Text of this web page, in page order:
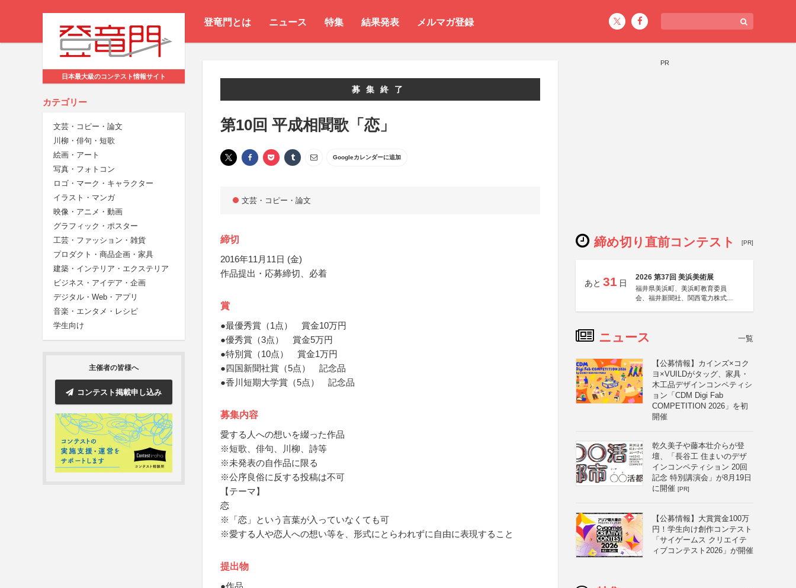
登竜門とは ニュース 特集 結果発表 メルマガ登録
日本最大級のコンテスト情報サイト
カテゴリー
文芸・コピー・論文
川柳・俳句・短歌
絵画・アート
写真・フォトコン
ロゴ・マーク・キャラクター
イラスト・マンガ
映像・アニメ・動画
グラフィック・ポスター
工芸・ファッション・雑貨
プロダクト・商品企画・家具
建築・インテリア・エクステリア
ビジネス・アイデア・企画
デジタル・Web・アプリ
音楽・エンタメ・レシピ
学生向け
主催者の皆様へ
コンテスト掲載申し込み
募集終了
第10回 平成相聞歌「恋」
Googleカレンダーに追加
文芸・コピー・論文
締切
2016年11月11日 (金)
作品提出・応募締切、必着
賞
●最優秀賞（1点） 賞金10万円
●優秀賞（3点） 賞金5万円
●特別賞（10点） 賞金1万円
●四国新聞社賞（5点） 記念品
●香川短期大学賞（5点） 記念品
募集内容
愛する人への想いを綴った作品
※短歌、俳句、川柳、詩等
※未発表の自作品に限る
※公序良俗に反する投稿は不可
【テーマ】
恋
※「恋」という言葉が入っていなくても可
※愛する人や恋人への想い等を、形式にとらわれずに自由に表現すること
提出物
●作品
PR
締め切り直前コンテスト [PR]
あと 31 日
2026 第37回 美浜美術展
福井県美浜町、美浜町教育委員
会、福井新聞社、関西電力株式会
ニュース 一覧
【公募情報】カインズ×コク
ヨ×VUILDがタッグ、家具・
木工品デザインコンペティシ
ョン「CDM Digi Fab
COMPETITION 2026」を初
開催
乾久美子や藤本壮介らが登
壇、「長谷工 住まいのデザ
インコンペティション 20回
記念 特別講演会」が8月19日
に開催 [PR]
【公募情報】大賞賞金100万
円！学生向け創作コンテスト
「サイゲームス クリエイテ
ィブコンテスト2026」が開催